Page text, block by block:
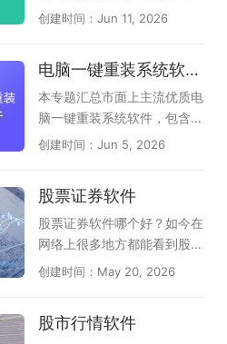
浏览器、小白AI浏览器）；第
使用AI功能的时候，还支持输
入网址访问页面，称的上隐形
AI浏览器（如豆包、夸克、纳
我们为您搜罗了多款最新、最
器。这些专为电脑端设计的浏
览器将AI深度融入每个操作，
能理解您的指令并自主完成任
如果你还没有使用，赶快在此
法、FoxMail等多款软件，只
有娱乐、有视频、有音乐、有
办公、有管家、有浏览器等品
类，应有尽有，可以满足不同
用户的下载和体验，感兴趣的
朋友千万不要错过，尽快下载
热度，整理了本年度备受关注
具，为您呈现当前电脑端AI翻
译领域的权威选择指南，助您
一目了然做出决策。本专题页
面全面收录了电脑端高效专业
有值得信赖的新型AI翻译助
手，它们是豆包、夸克、文小
言、腾讯元宝，内部都自带了
学习还是阅读外文文献，这里
翻译软件，提升效率。
创建时间：Jun 11, 2026
电脑一键重装系统软件汇总
本专题汇总市面上主流优质电
脑一键重装系统软件，包含云
净装机大师、小白一键重装系
装大师、小鱼一键重装系统工
具等多款实用工具，软件纯净
度高、适配性强，支持全自动
智能装机、驱动适配、系统还
甄选靠谱的电脑重装系统工
创建时间：Jun 5, 2026
股票证券软件
股票证券软件哪个好？如今在
网络上很多地方都能看到股票
证券的话题，的确近几年股市
的形势也在不断波动，随时掌
创建时间：May 20, 2026
股市行情软件